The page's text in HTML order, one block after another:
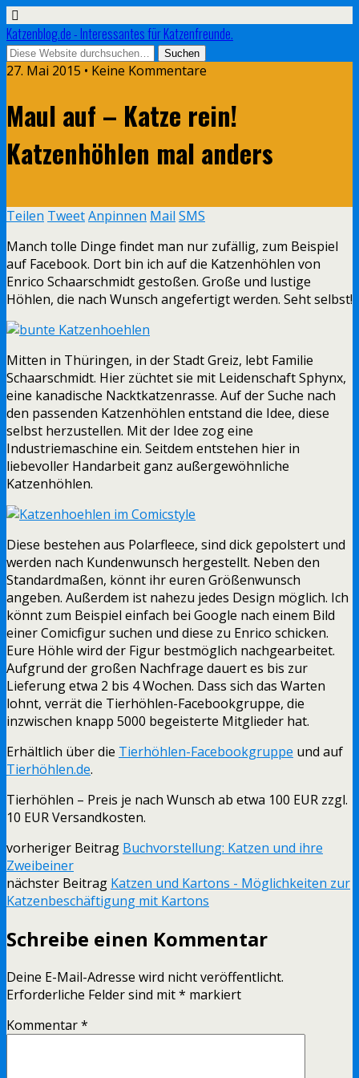
Katzenblog.de - Interessantes für Katzenfreunde.
27. Mai 2015 • Keine Kommentare
Maul auf – Katze rein!
Katzenhöhlen mal anders
Teilen TweetAnpinnen Mail SMS
Manch tolle Dinge findet man nur zufällig, zum Beispiel
auf Facebook. Dort bin ich auf die Katzenhöhlen von
Enrico Schaarschmidt gestoßen. Große und lustige
Höhlen, die nach Wunsch angefertigt werden. Seht selbst!
Mitten in Thüringen, in der Stadt Greiz, lebt Familie
Schaarschmidt. Hier züchtet sie mit Leidenschaft Sphynx,
eine kanadische Nacktkatzenrasse. Auf der Suche nach
den passenden Katzenhöhlen entstand die Idee, diese
selbst herzustellen. Mit der Idee zog eine
Industriemaschine ein. Seitdem entstehen hier in
liebevoller Handarbeit ganz außergewöhnliche
Katzenhöhlen.
Diese bestehen aus Polarfleece, sind dick gepolstert und
werden nach Kundenwunsch hergestellt. Neben den
Standardmaßen, könnt ihr euren Größenwunsch
angeben. Außerdem ist nahezu jedes Design möglich. Ich
könnt zum Beispiel einfach bei Google nach einem Bild
einer Comicfigur suchen und diese zu Enrico schicken.
Eure Höhle wird der Figur bestmöglich nachgearbeitet.
Aufgrund der großen Nachfrage dauert es bis zur
Lieferung etwa 2 bis 4 Wochen. Dass sich das Warten
lohnt, verrät die Tierhöhlen-Facebookgruppe, die
inzwischen knapp 5000 begeisterte Mitglieder hat.
Erhältlich über die Tierhöhlen-Facebookgruppe und auf
Tierhöhlen.de.
Tierhöhlen – Preis je nach Wunsch ab etwa 100 EUR zzgl.
10 EUR Versandkosten.
vorheriger Beitrag Buchvorstellung: Katzen und ihre
Zweibeiner
nächster Beitrag Katzen und Kartons - Möglichkeiten zur
Katzenbeschäftigung mit Kartons
Schreibe einen Kommentar
Deine E-Mail-Adresse wird nicht veröffentlicht.
Erforderliche Felder sind mit* markiert
Kommentar*